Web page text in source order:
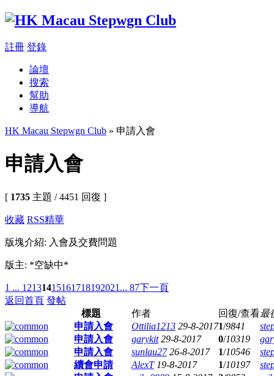
註冊 登錄
論壇
搜索
幫助
導航
HK Macau Stepwgn Club » 申請入會
申請入會
[ 1735 主題 / 4451 回復 ]
收藏 RSS精華
版塊介紹: 入會及交費問題
版主: *空缺中*
1 ... 12131415161718192021 ... 87下一頁
返回首頁 發帖
標題
作者 回復/查看最
申請入會
Ottilia1213 29-8-20171/9841
申請入會
garykit 29-8-2017 0/10319
申請入會
sunlau27 26-8-2017 1/10546
續會申請
AlexT 19-8-2017 1/10197